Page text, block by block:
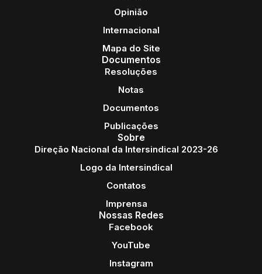
Opinião
Internacional
Mapa do Site
Documentos
Resoluções
Notas
Documentos
Publicações
Sobre
Direção Nacional da Intersindical 2023-26
Logo da Intersindical
Contatos
Imprensa
Nossas Redes
Facebook
YouTube
Instagram